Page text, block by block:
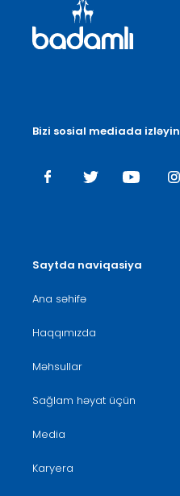
Saytda naviqasiya
Ana səhifə
Haqqımızda
Məhsullar
Sağlam həyat üçün
Media
Karyera
Bizi sosial mediada izləyin